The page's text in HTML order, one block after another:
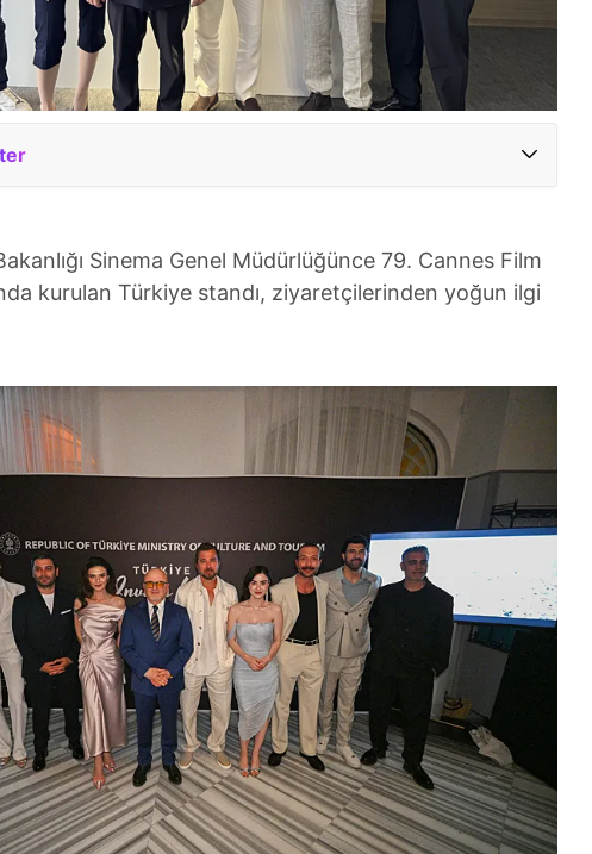
Sinema Genel Müdürlüğünce 79. Cannes Film
kurulan Türkiye standı, ziyaretçilerinden yoğun ilgi